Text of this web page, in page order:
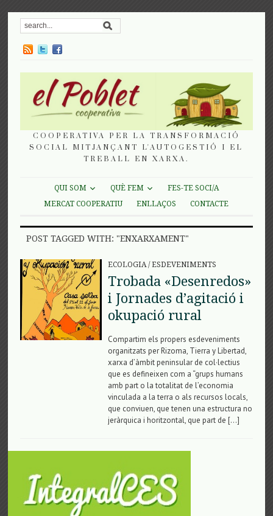
COOPERATIVA PER LA TRANSFORMACIÓ
SOCIAL MITJANÇANT L'AUTOGESTIÓ I EL
TREBALL EN XARXA.
QUI SOM QUÈ FEM
FES-TE SOCI/A
MERCAT COOPERATIU
ENLLAÇOS CONTACTE
POST TAGGED WITH: "ENXARXAMENT"
ECOLOGIA/ESDEVENIMENTS
Trobada «Desenredos»
i Jornades d’agitació i
okupació rural
Compartim els propers esdeveniments
organitzats per Rizoma, Tierra y Libertad,
xarxa d’àmbit peninsular de col·lectius
que es defineixen com a “grups humans
amb part o la totalitat de l’economia
vinculada a la terra o als recursos locals,
que conviuen, que tenen una estructura no
jeràrquica i horitzontal, que part de […]